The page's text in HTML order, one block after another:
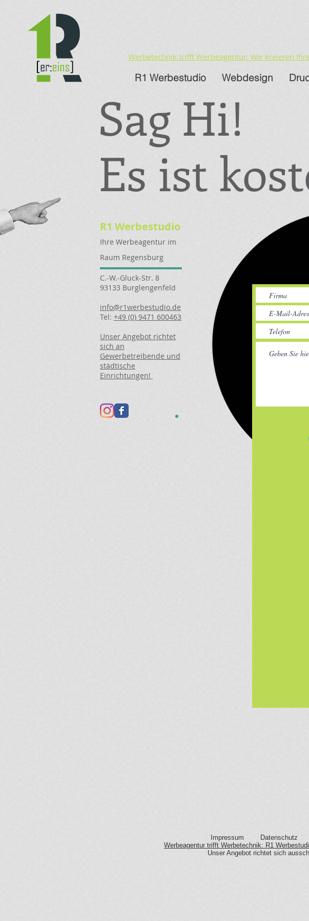
Werbetechnik trifft Werbeagentur: Wir kreieren
R1 Werbestudio Webdesign
Sag Hi!
Es ist
R1 Werbestudio
Ihre Werbeagentur im
Raum Regensburg
C.-W.-Gluck-Str. 8
93133 Burglengenfeld
info@r1werbestudio.de
Tel: +49 (0) 9471 600463
Unser Angebot richtet
sich an
Gewerbetreibende und
städtische
Einrichtungen!
Impressum Datenschutz
Werbeagentur trifft Werbetechnik: R1
Unser Angebot richtet sich